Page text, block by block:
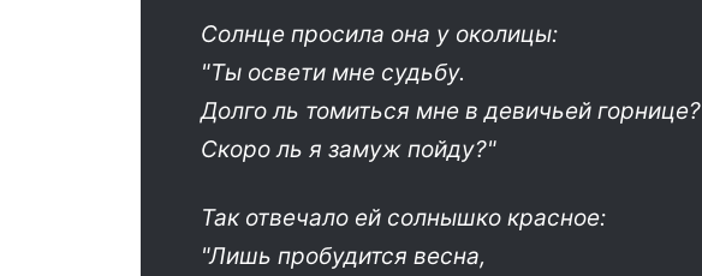
Солнце просила она у околицы:
"Ты освети мне судьбу.
Долго ль томиться мне в девичьей горнице?
Скоро ль я замуж пойду?"
Так отвечало ей солнышко красное:
"Лишь пробудится весна,